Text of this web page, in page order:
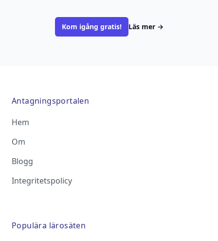
Kom igång gratis! Läs mer →
Antagningsportalen
Hem
Om
Blogg
Integritetspolicy
Populära lärosäten